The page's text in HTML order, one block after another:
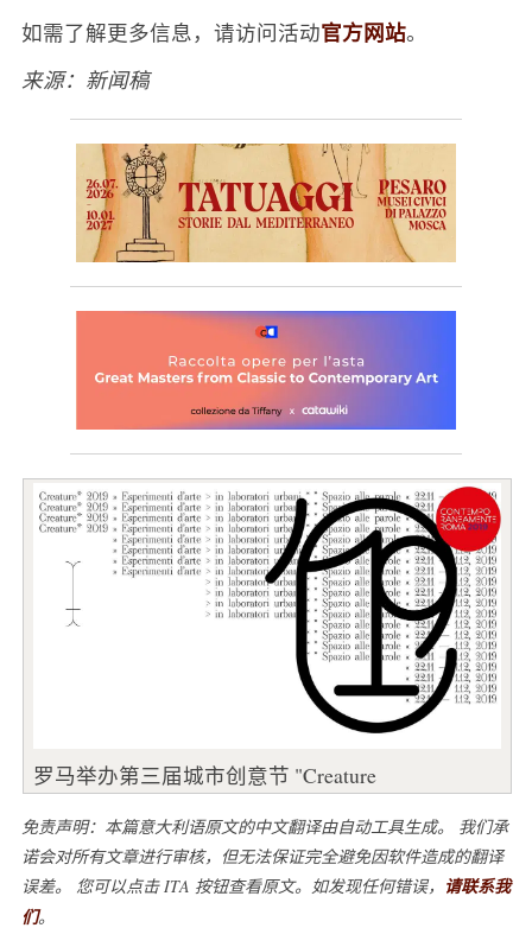
如需了解更多信息，请访问活动官方网站。
来源：新闻稿
罗马举办第三届城市创意节 "Creature
免责声明：本篇意大利语原文的中文翻译由自动工具生成。 我们承
诺会对所有文章进行审核，但无法保证完全避免因软件造成的翻译
误差。 您可以点击 ITA 按钮查看原文。如发现任何错误， 请联系我
们。